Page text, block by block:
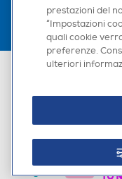
Euronics Italia SpA. Sede
prestazioni del
“Impostazioni
quali cookie
preferenze.
ulteriori